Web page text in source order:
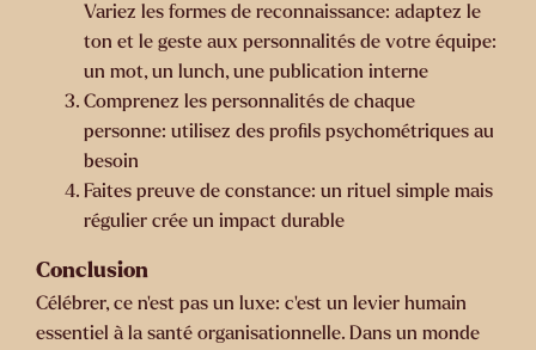
Variez les formes de reconnaissance: adaptez le
ton et le geste aux personnalités de votre équipe:
un mot, un lunch, une publication interne
Comprenez les personnalités de chaque
personne: utilisez des profils psychométriques au
besoin
Faites preuve de constance: un rituel simple mais
régulier crée un impact durable
Conclusion
Célébrer, ce n’est pas un luxe: c’est un levier humain
essentiel à la santé organisationnelle. Dans un monde